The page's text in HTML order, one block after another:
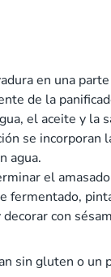
en una
de la
el aceite y la
se incorporan
agua.
el
fermentado,
decorar con
sin gluten o un